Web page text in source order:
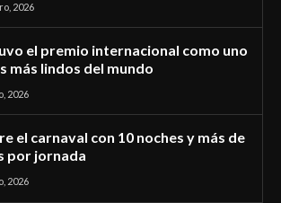
2026
el premio internacional como uno
más lindos del mundo
2026
el carnaval con 10 noches y más de
por jornada
2026